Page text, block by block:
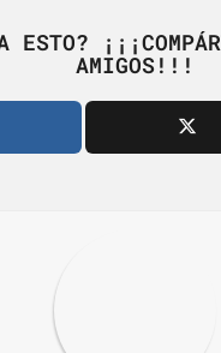
ESTO?
AMIGOS!!!